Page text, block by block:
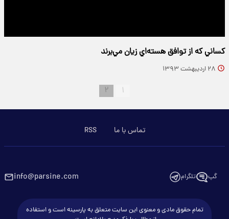
كساني كه از توافق هسته‌اي زيان مي‌برند
۲۸ اردیبهشت ۱۳۹۳
۱ ۲
تماس با ما RSS
گپ تلگرام info@parsine.com
تمام حقوق مادی و معنوی این سایت متعلق به پارسینه است و استفاده